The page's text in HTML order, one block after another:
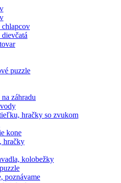
puzzle
záhradu
hračky so zvukom
kone
hračky
kolobežky
poznávame